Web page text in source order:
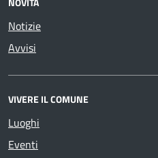
Notizie
Avvisi
VIVERE IL COMUNE
Luoghi
Eventi